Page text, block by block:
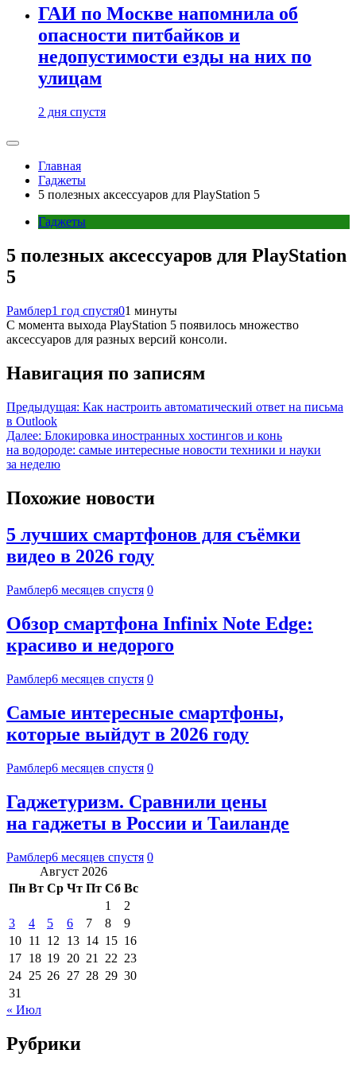
ГАИ по Москве напомнила об
опасности питбайков и
недопустимости езды на них по
улицам
2 дня спустя
Главная
Гаджеты
5 полезных аксессуаров для PlayStation 5
Гаджеты
5 полезных аксессуаров для PlayStation
5
Рамблер1 год спустя01 минуты
С момента выхода PlayStation 5 появилось множество
аксессуаров для разных версий консоли.
Навигация по записям
Предыдущая: Как настроить автоматический ответ на письма
в Outlook
Далее: Блокировка иностранных хостингов и конь
на водороде: самые интересные новости техники и науки
за неделю
Похожие новости
5 лучших смартфонов для съёмки
видео в 2026 году
Рамблер6 месяцев спустя 0
Обзор смартфона Infinix Note Edge:
красиво и недорого
Рамблер6 месяцев спустя 0
Самые интересные смартфоны,
которые выйдут в 2026 году
Рамблер6 месяцев спустя 0
Гаджетуризм. Сравнили цены
на гаджеты в России и Таиланде
Рамблер6 месяцев спустя 0
Август 2026
Пн Вт Ср Чт Пт Сб Вс
1
2
3
4 5 6 7 8
9
10 11 12 13 14 15 16
17 18 19 20 21 22 23
24 25 26 27 28 29 30
31
« Июл
Рубрики